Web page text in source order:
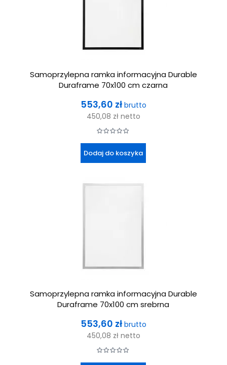
Samoprzylepna ramka informacyjna Durable
Duraframe 70x100 cm czarna
Cena
553,60 zł brutto
450,08 zł netto
Dodaj do koszyka
Samoprzylepna ramka informacyjna Durable
Duraframe 70x100 cm srebrna
Cena
553,60 zł brutto
450,08 zł netto